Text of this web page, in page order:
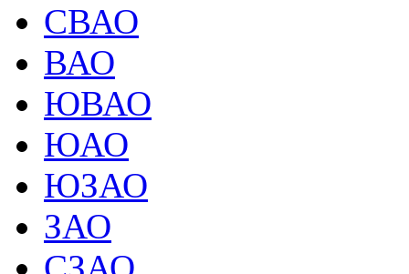
СВАО
ВАО
ЮВАО
ЮАО
ЮЗАО
ЗАО